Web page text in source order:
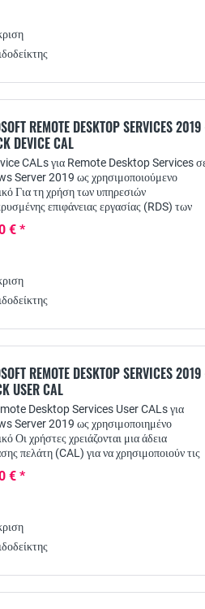
REMOTE DESKTOP SERVICES
DEVICE CAL
CALs για Remote Desktop Services
Server 2019 ως χρησιμοποιούμενο
Για τη χρήση των υπηρεσιών
επιφάνειας εργασίας (RDS) των
€ *
REMOTE DESKTOP SERVICES
USER CAL
Desktop Services User CALs για
Server 2019 ως χρησιμοποιημένο
Οι χρήστες χρειάζονται μια άδεια
πελάτη (CAL) για να χρησιμοποιούν τις
€ *